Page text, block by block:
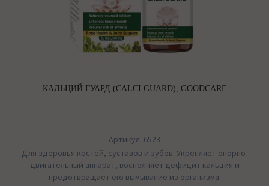
КАЛЬЦИЙ ГУАРД (CALCI GUARD), GOODCARE
Артикул: 6523
Для здоровья костей, суставов и зубов. Укрепляет опорно-
двигательный аппарат, восполняет дефицит кальция и
предотвращает его вымывание из организма.